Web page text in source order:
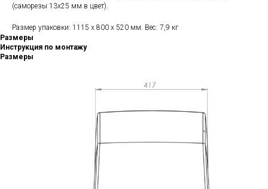
(саморезы 13х25 мм в цвет).
Размер упаковки: 1115 х 800 х 520 мм. Вес: 7,9 кг
Размеры
Инструкция по монтажу
Размеры